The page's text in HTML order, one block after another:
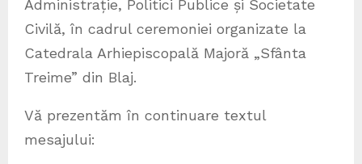
Administrație, Politici Publice și Societate
Civilă, în cadrul ceremoniei organizate la
Catedrala Arhiepiscopală Majoră „Sfânta
Treime” din Blaj.
Vă prezentăm în continuare textul
mesajului: